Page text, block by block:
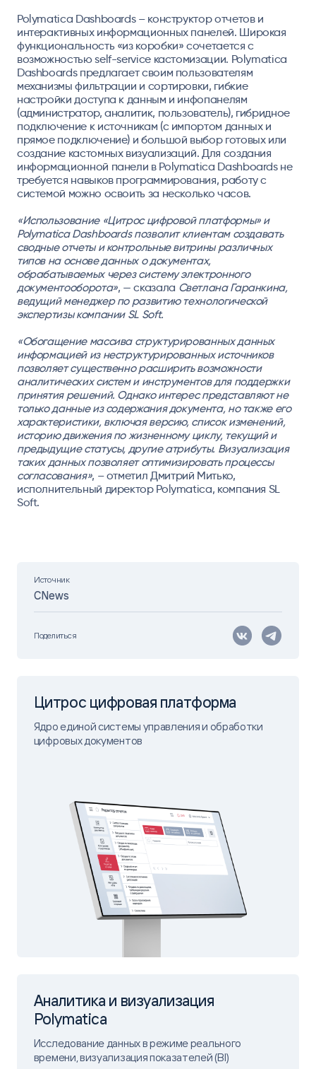
Источник
CNews
Поделиться
Polymatica Dashboards – конструктор отчетов и
интерактивных информационных панелей. Широкая
функциональность «из коробки» сочетается с
возможностью self-service кастомизации. Polymatica
Dashboards предлагает своим пользователям
механизмы фильтрации и сортировки, гибкие
настройки доступа к данным и инфопанелям
(администратор, аналитик, пользователь), гибридное
подключение к источникам (с импортом данных и
прямое подключение) и большой выбор готовых или
создание кастомных визуализаций. Для создания
информационной панели в Polymatica Dashboards не
требуется навыков программирования, работу с
системой можно освоить за несколько часов.
«Использование «Цитрос цифровой платформы» и
Polymatica Dashboards позволит клиентам создавать
сводные отчеты и контрольные витрины различных
типов на основе данных о документах,
обрабатываемых через систему электронного
документооборота», — сказала Светлана Гаранкина,
ведущий менеджер по развитию технологической
экспертизы компании SL Soft.
«Обогащение массива структурированных данных
информацией из неструктурированных источников
позволяет существенно расширить возможности
аналитических систем и инструментов для поддержки
принятия решений. Однако интерес представляют не
только данные из содержания документа, но также его
характеристики, включая версию, список изменений,
историю движения по жизненному циклу, текущий и
предыдущие статусы, другие атрибуты. Визуализация
таких данных позволяет оптимизировать процессы
согласования», – отметил Дмитрий Митько,
исполнительный директор Polymatica, компания SL
Soft.
Цитрос цифровая платформа
Ядро единой системы управления и обработки
цифровых документов
Аналитика и визуализация
Polymatica
Исследование данных в режиме реального
времени, визуализация показателей (BI)